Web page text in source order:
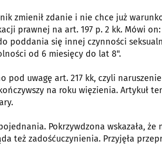
zmienił zdanie i nie chce już
prawnej na art. 197 p. 2 kk. Mówi
poddania się innej czynności
od 6 miesięcy do lat 8".
pod uwagę art. 217 kk, czyli
na roku więzienia. Artykuł
Pokrzywdzona wskazała, że
też zadośćuczynienia. Przyjęła